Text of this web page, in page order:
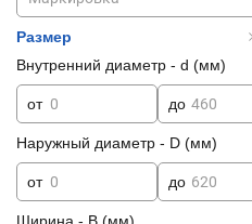
Размер
Внутренний диаметр - d (мм)
от до
Наружный диаметр - D (мм)
от до